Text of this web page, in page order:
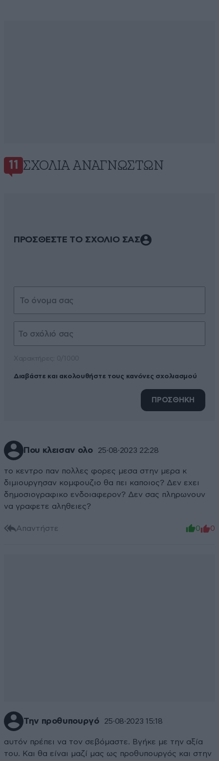
11 ΣΧΌΛΙΑ ΑΝΑΓΝΩΣΤΏΝ
ΠΡΟΣΘΕΣΤΕ ΤΟ ΣΧΟΛΙΟ ΣΑΣ
Διαβάστε και ακολουθήστε τους κανόνες σχολιασμού
ΠΡΟΣΘΗΚΗ
Που κλεισαν ολο 25·08·2023 22:28
το κεντρο παν πολλες φορες μεσα στην μερα κ
διμιουργησαν κομφουζιο θα πει καποιος? Δεν εχει
δημοσιογραφικο ενδοιαφερον? Δεν σας πληρωνουν
να γραφετε αληθειες?
Απαντήστε 0 0
Την προθυπουργό 25·08·2023 15:18
αυτόν πρέπει να τον σεβόμαστε. Βγήκε με την αξία
του. Και θα είναι μαζί μας ως προθυπουργός και στην